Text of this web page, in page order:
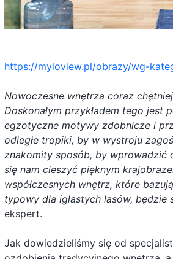
https://myloview.pl/obrazy/wg-
Nowoczesne wnętrza coraz
Doskonałym przykładem tego
egzotyczne motywy zdobnicze i
odległe tropiki, by w wystroju
znakomity sposób, by wprowadzić
się nam cieszyć pięknym
współczesnych wnętrz, które
typowy dla iglastych lasów, będzie
ekspert.
Jak dowiedzieliśmy się od